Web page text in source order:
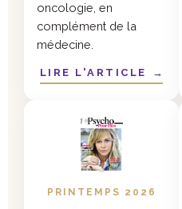
oncologie, en
complément de la
médecine.
LIRE L'ARTICLE →
PRINTEMPS 2026